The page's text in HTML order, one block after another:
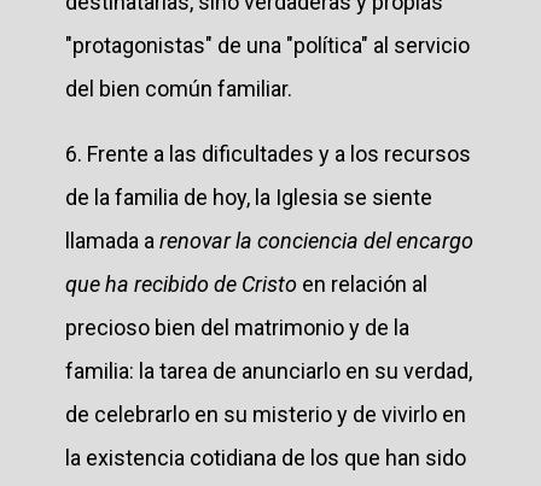
"protagonistas" de una "política" al servicio
del bien común familiar.
6. Frente a las dificultades y a los recursos
de la familia de hoy, la Iglesia se siente
llamada a renovar la conciencia del encargo
que ha recibido de Cristo en relación al
precioso bien del matrimonio y de la
familia: la tarea de anunciarlo en su verdad,
de celebrarlo en su misterio y de vivirlo en
la existencia cotidiana de los que han sido